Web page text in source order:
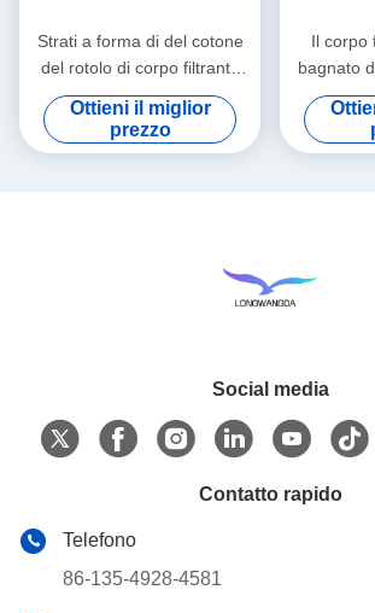
Strati a forma di del cotone
del rotolo di corpo filtrante
dell'acqua dello speciale
Ottieni il miglior
prezzo
Il corpo
bagnato
rotola
Social media
Contatto rapido
Telefono
86-135-4928-4581